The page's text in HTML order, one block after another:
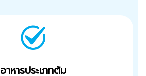
อาหารประเภทต้ม